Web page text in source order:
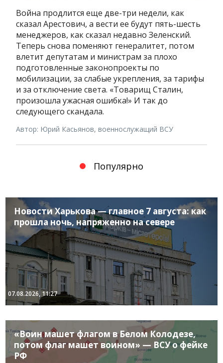
Война продлится еще две-три недели, как
сказал Арестович, а вести ее будут пять-шесть
менеджеров, как сказал недавно Зеленский.
Теперь снова поменяют генералитет, потом
влетит депутатам и министрам за плохо
подготовленные законопроекты по
мобилизации, за слабые укрепления, за тарифы
и за отключение света. «Товарищ Сталин,
произошла ужасная ошибка!» И так до
следующего скандала.
Автор: Юрий Касьянов, военнослужащий ВСУ
Популярно
Новости Харькова — главное 7 августа: как
прошла ночь, напряженно на севере
07.08.2026, 11:27
«Воин машет флагом в Белом Колодезе,
потом флаг машет воином» — ВСУ о фейке
РФ